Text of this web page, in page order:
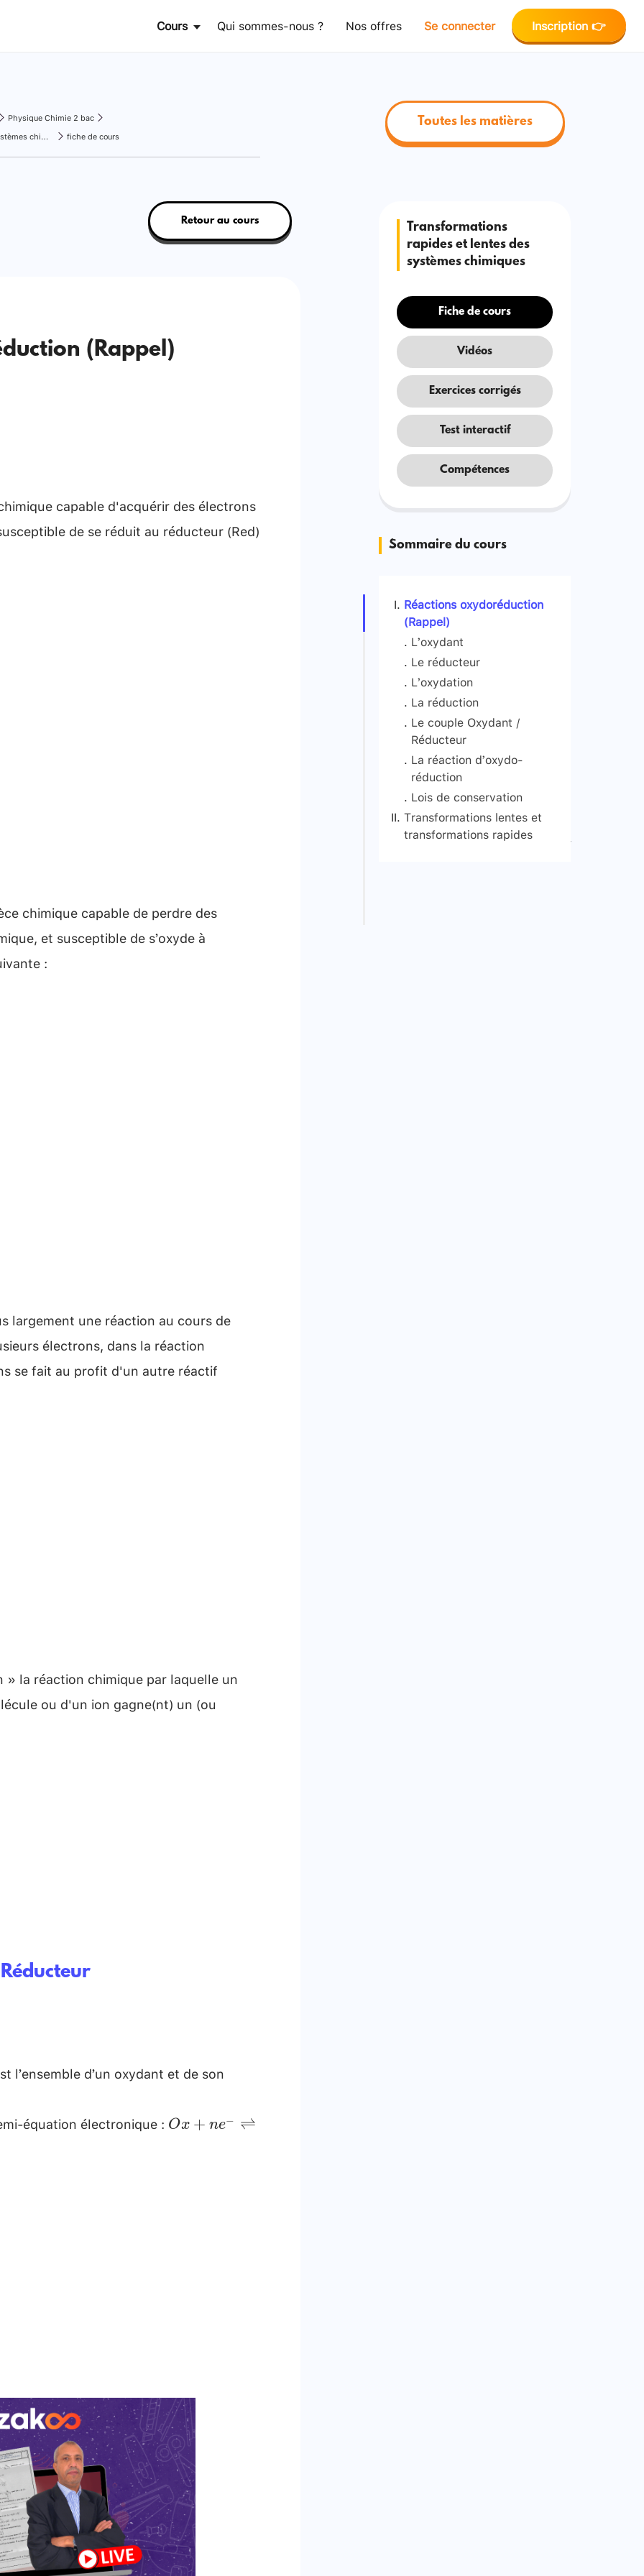
Cours Qui sommes-nous ? Nos offres Se connecter Inscription 👉
Physique Chimie 2 bac
Transformations rapides et lentes des systèmes chimiques
fiche de cours
Toutes les matières
Retour au cours
(Rappel)
capable d'acquérir des électrons
de se réduit au réducteur (Red)
chimique capable de perdre des
et susceptible de s’oxyde à
:
largement une réaction au cours de
électrons, dans la réaction
se fait au profit d'un autre réactif
la réaction chimique par laquelle un
ou d'un ion gagne(nt) un (ou
l’ensemble d’un oxydant et de son
équation électronique : O x+n e^{-}
Ox + ne− ⇌
Transformations
rapides et lentes des
systèmes chimiques
Fiche de cours
Vidéos
Exercices corrigés
Test interactif
Compétences
Sommaire du cours
Réactions oxydoréduction
(Rappel)
L’oxydant
Le réducteur
L’oxydation
La réduction
Le couple Oxydant /
Réducteur
La réaction d’oxydo-
réduction
Lois de conservation
La conservation de
l’élément chimique
Transformations lentes et
transformations rapides
Signaler une erreur